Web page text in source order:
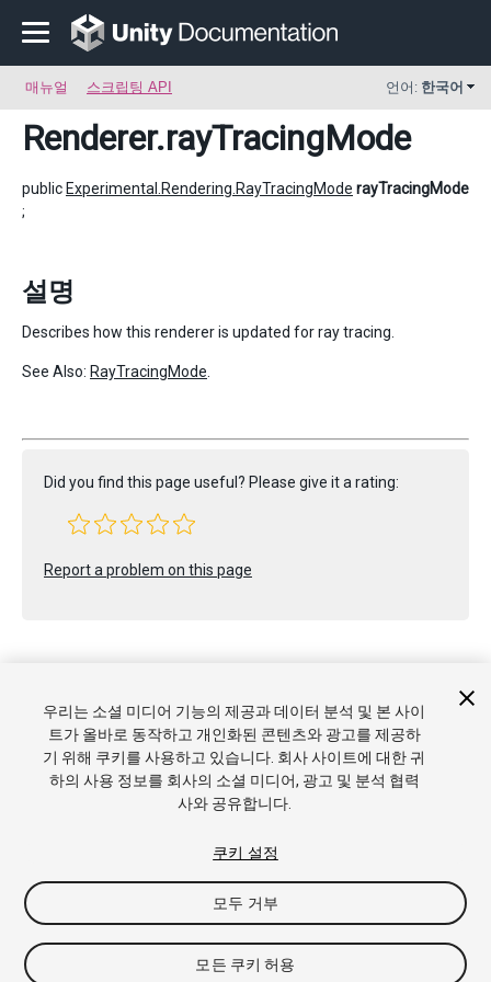
매뉴얼 스크립팅 API 언어: 한국어
Renderer.rayTracingMode
public Experimental.Rendering.RayTracingMode rayTracingMode
;
설명
Describes how this renderer is updated for ray tracing.
See Also: RayTracingMode
Did you find this page useful? Please give it a rating:
Report a problem on this page
Copyright © 2022 Unity Technologies. Publication 2022.3
튜토리얼
커뮤니티 답변 기술 자료 포럼 에셋 스토어
및 이용약관
법률정보 개인정보처리방침 쿠키
내 개인정보 판
쿠키 기본 설정
우리는 소셜 미디어 기능의 제공과 데이터 분석 및 본 사이
트가 올바로 동작하고 개인화된 콘텐츠와 광고를 제공하
기 위해 쿠키를 사용하고 있습니다. 회사 사이트에 대한 귀
하의 사용 정보를 회사의 소셜 미디어, 광고 및 분석 협력
사와 공유합니다.
쿠키 설정
모두 거부
모든 쿠키 허용